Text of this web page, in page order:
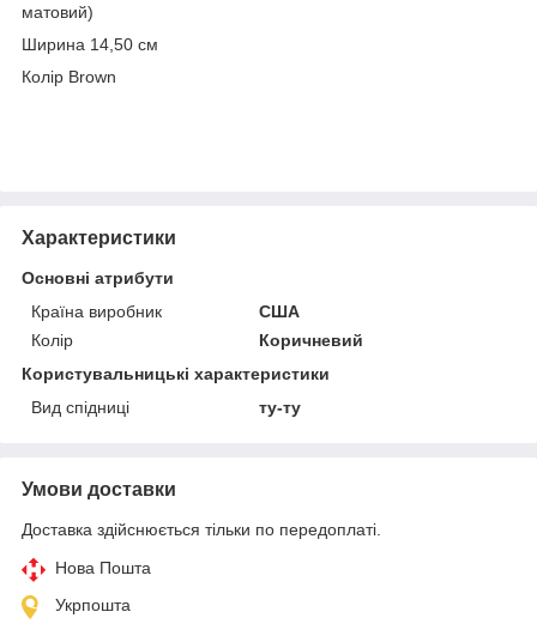
матовий)
Ширина 14,50 см
Колір Brown
Характеристики
Основні атрибути
Країна виробник
США
Колір
Коричневий
Користувальницькі характеристики
Вид спідниці
ту-ту
Умови доставки
Доставка здійснюється тільки по передоплаті.
Нова Пошта
Укрпошта